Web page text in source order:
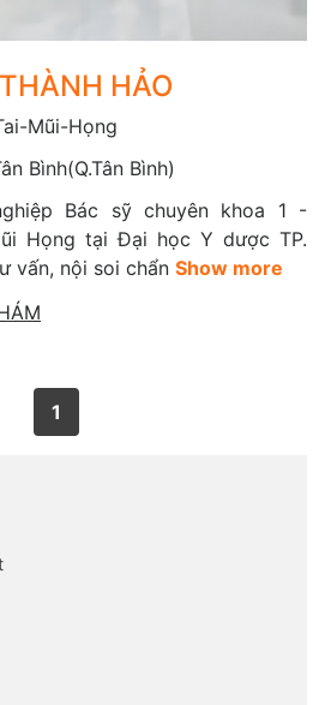
HẢO
Mũi-Họng
Bình(Q.Tân Bình)
Bác sỹ chuyên khoa 1 -
Họng tại Đại học Y dược TP.
vấn, nội soi chẩn Show more
1